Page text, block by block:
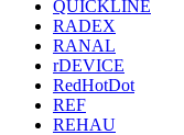
QUICKLINE
RADEX
RANAL
rDEVICE
RedHotDot
REF
REHAU